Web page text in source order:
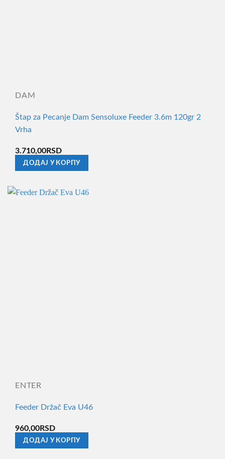
DAM
Štap za Pecanje Dam Sensoluxe Feeder 3.6m 120gr 2
Vrha
3.710,00RSD
ДОДАЈ У КОРПУ
ENTER
Feeder Držač Eva U46
960,00RSD
ДОДАЈ У КОРПУ